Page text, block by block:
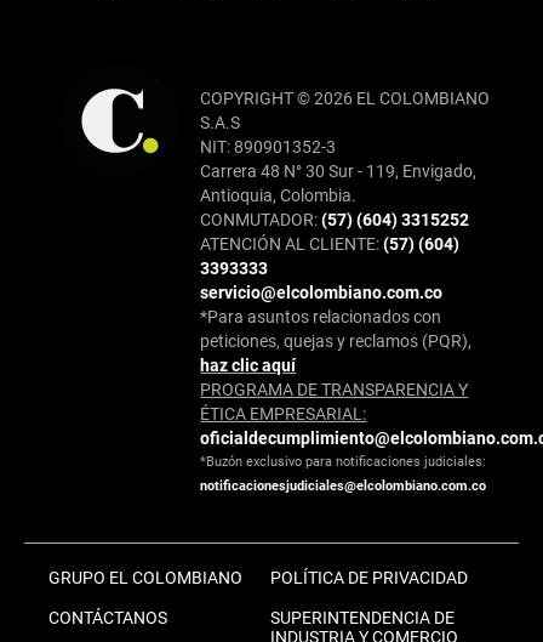
COPYRIGHT © 2026 EL COLOMBIANO
S.A.S
NIT: 890901352-3
Carrera 48 N° 30 Sur - 119, Envigado,
Antioquia, Colombia.
CONMUTADOR:(57) (604) 3315252
ATENCIÓN AL CLIENTE:(57) (604)
3393333
servicio@elcolombiano.com.co
*Para asuntos relacionados con
peticiones, quejas y reclamos (PQR),
haz clic aquí
PROGRAMA DE TRANSPARENCIA Y
ÉTICA EMPRESARIAL:
*Buzón exclusivo para notificaciones judiciales:
notificacionesjudiciales@elcolombiano.com.co
GRUPO EL COLOMBIANO
CONTÁCTANOS
POLÍTICA DE PRIVACIDAD
SUPERINTENDENCIA DE
INDUSTRIA Y COMERCIO